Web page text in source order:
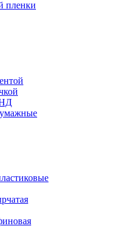
пленки